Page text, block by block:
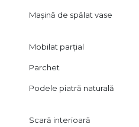
Mașină de spălat vase
Mobilat parțial
Parchet
Podele piatră naturală
Scară interioară